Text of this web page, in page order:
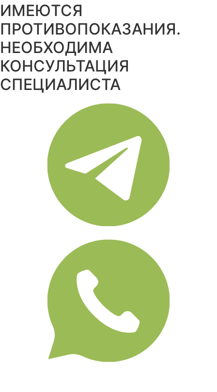
ИМЕЮТСЯ
ПРОТИВОПОКАЗАНИЯ.
НЕОБХОДИМА
КОНСУЛЬТАЦИЯ
СПЕЦИАЛИСТА